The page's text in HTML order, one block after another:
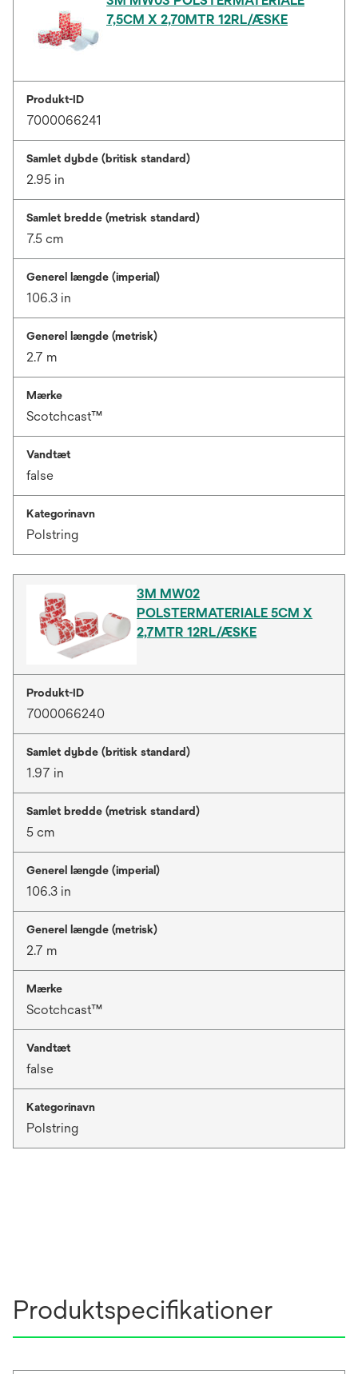
7,5CM X 2,70MTR 12RL/ÆSKE
Produkt-ID
7000066241
Samlet dybde (britisk standard)
2.95 in
Samlet bredde (metrisk standard)
7.5 cm
Generel længde (imperial)
106.3 in
Generel længde (metrisk)
2.7 m
Mærke
Scotchcast™
Vandtæt
false
Kategorinavn
Polstring
3M MW02
POLSTERMATERIALE 5CM X
2,7MTR 12RL/ÆSKE
Produkt-ID
7000066240
Samlet dybde (britisk standard)
1.97 in
Samlet bredde (metrisk standard)
5 cm
Generel længde (imperial)
106.3 in
Generel længde (metrisk)
2.7 m
Mærke
Scotchcast™
Vandtæt
false
Kategorinavn
Polstring
Produktspecifikationer